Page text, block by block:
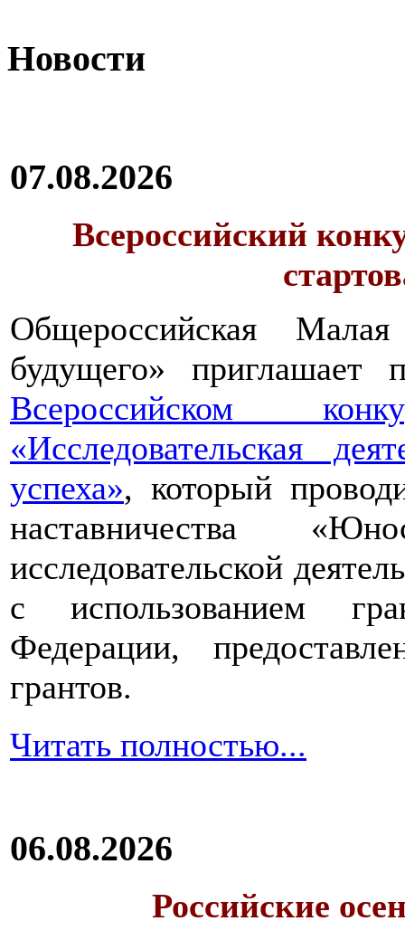
Новости
07.08.2026
Всероссийский
Общероссийская
будущего» приглашает
Всероссийском
«Исследовательская
успеха», который
наставничества
исследовательской
с использованием
Федерации,
грантов.
Читать полностью...
06.08.2026
Российские